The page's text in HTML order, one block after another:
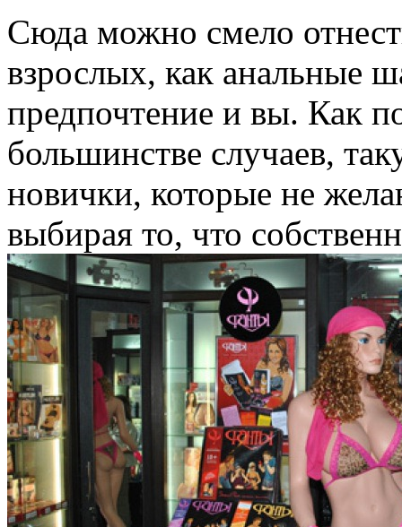
Сюда можно смело
взрослых, как анальные
предпочтение и вы. Как
большинстве случаев,
новички, которые не
выбирая то, что